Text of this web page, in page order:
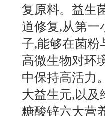
复原料。益生
道修复,从第一
子,能够在菌粉
高微生物对环
中保持高活力
大益生元,以及
糖酸锌六大营